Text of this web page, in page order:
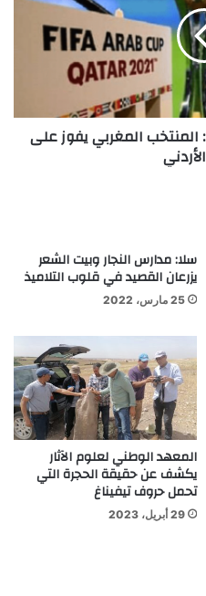
كأس العرب-فيفا/قطر 2021: المنتخب المغربي يفوز على
سلا: مدارس النجار وبيت الشعر
يزرعان القصيد في قلوب التلاميذ
25 مارس، 2022
المعهد الوطني لعلوم الآثار
يكشف عن حقيقة الحجرة التي
تحمل حروف تيفيناغ
29 أبريل، 2023